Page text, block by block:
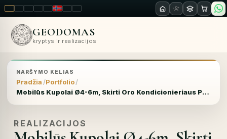
LT ENPL FR RUNOSKRO
GEODOMAS
kryptys ir realizacijos
NARŠYMO KELIAS
Pradžia Portfolio
Mobilūs Kupolai Ø4-6m, Skirti Oro Kondicionieriaus Pildymui Automobiliuose, Lietuva
REALIZACIJOS